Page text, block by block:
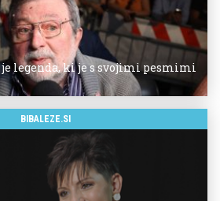
legenda, ki je s svojimi pesmimi
BIBALEZE.SI